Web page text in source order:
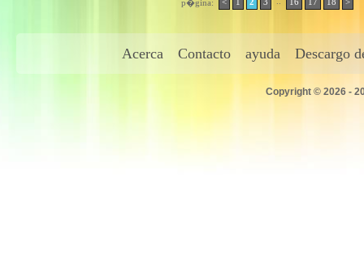
p�gina:
Acerca Contacto ayuda Descargo
Copyright © 2026 -